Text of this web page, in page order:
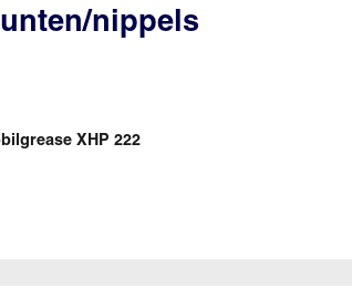
nippels
XHP 222